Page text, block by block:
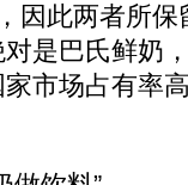
因此两者所保
是巴氏鲜奶
家市场占有